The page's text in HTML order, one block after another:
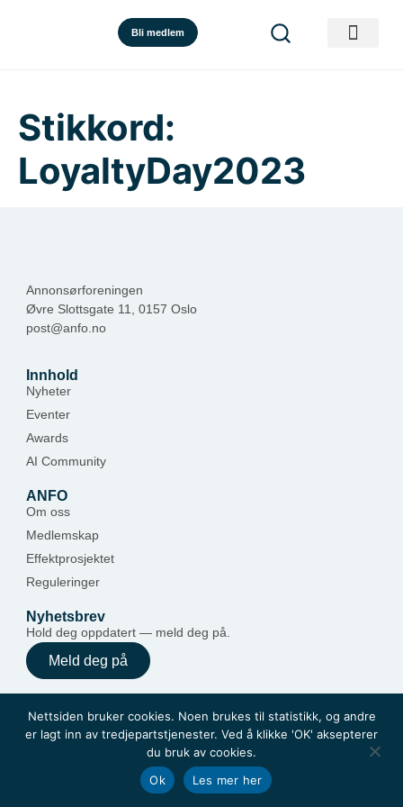
Bli medlem
Stikkord:
LoyaltyDay2023
Annonsørforeningen
Øvre Slottsgate 11, 0157 Oslo
post@anfo.no
Innhold
Nyheter
Eventer
Awards
AI Community
ANFO
Om oss
Medlemskap
Effektprosjektet
Reguleringer
Nyhetsbrev
Hold deg oppdatert — meld deg på.
Meld deg på
Nettsiden bruker cookies. Noen brukes til statistikk, og andre
er lagt inn av tredjepartstjenester. Ved å klikke 'OK' aksepterer
du bruk av cookies.
Ok
Les mer her